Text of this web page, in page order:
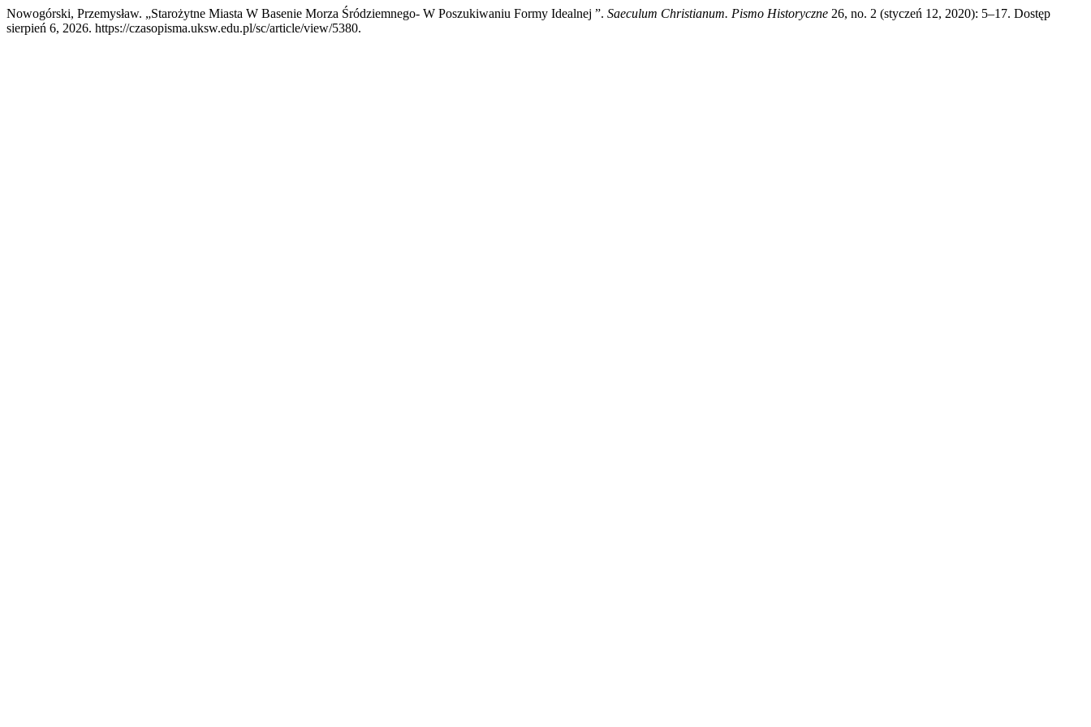
Nowogórski, Przemysław. „Starożytne Miasta W Basenie Morza Śródziemnego- W Poszukiwaniu Formy Idealnej ”. Saeculum Christianum. Pismo Historyczne 26, no. 2 (styczeń 12, 2020): 5–17. Dostęp
sierpień 6, 2026. https://czasopisma.uksw.edu.pl/sc/article/view/5380.